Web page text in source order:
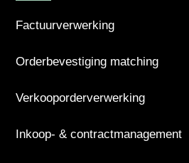
Factuurverwerking
Orderbevestiging matching
Verkooporderverwerking
Inkoop- & contractmanagement